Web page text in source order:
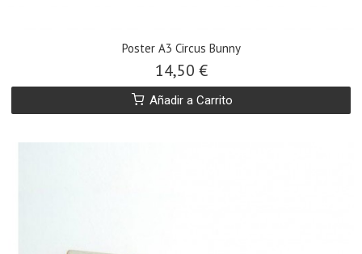
Poster A3 Circus Bunny
14,50 €
Añadir a Carrito